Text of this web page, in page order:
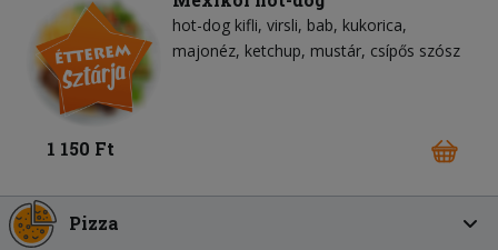
hot-dog kifli virsli bab kukorica
majonéz ketchup mustár csípős szósz
1 150 Ft
Pizza